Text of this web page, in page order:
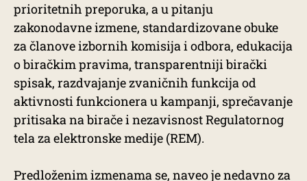
prioritetnih preporuka, a u pitanju
zakonodavne izmene, standardizovane obuke
za članove izbornih komisija i odbora, edukacija
o biračkim pravima, transparentniji birački
spisak, razdvajanje zvaničnih funkcija od
aktivnosti funkcionera u kampanji, sprečavanje
pritisaka na birače i nezavisnost Regulatornog
tela za elektronske medije (REM).
Predloženim izmenama se, naveo je nedavno za